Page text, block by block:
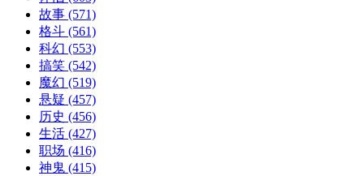
故事 (571)
格斗 (561)
科幻 (553)
搞笑 (542)
魔幻 (519)
悬疑 (457)
历史 (456)
生活 (427)
职场 (416)
神鬼 (415)